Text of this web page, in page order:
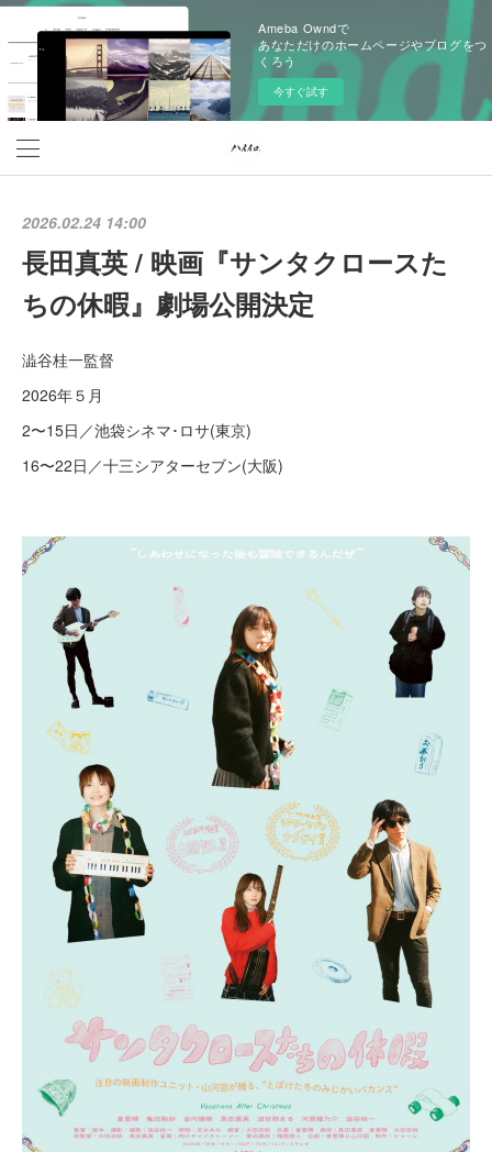
Ameba Owndで
あなただけのホームページやブログをつ
くろう
今すぐ試す
2026.02.24 14:00
長田真英 / 映画『サンタクロースた
ちの休暇』劇場公開決定
澁谷桂一監督
2026年５月
2〜15日／池袋シネマ･ロサ(東京)
16〜22日／十三シアターセブン(大阪)